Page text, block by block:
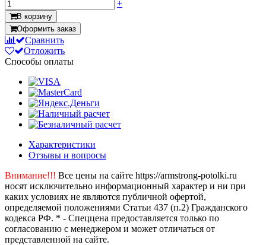
+
В корзину
Оформить заказ
Сравнить
Отложить
Способы оплаты
Характеристики
Отзывы и вопросы
Внимание!!! Все цены на сайте https://armstrong-potolki.ru
носят исключительно информационный характер и ни при
каких условиях не являются публичной офертой,
определяемой положениями Статьи 437 (п.2) Гражданского
кодекса РФ. * - Спеццена предоставляется только по
согласованию с менеджером и может отличаться от
представленной на сайте.